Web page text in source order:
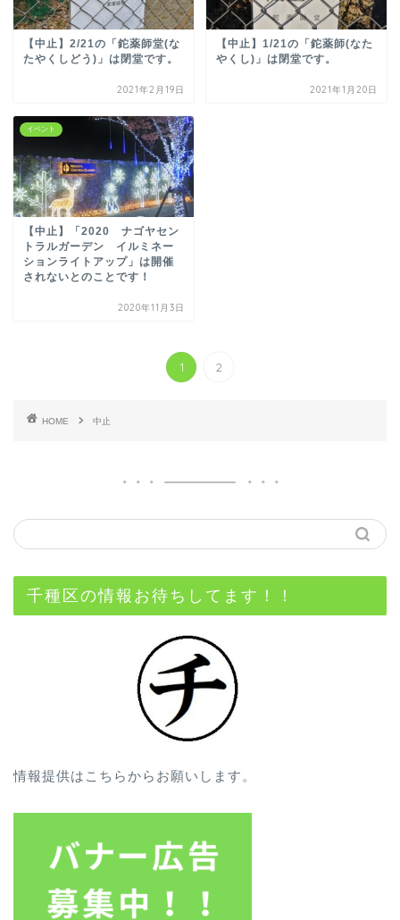
【中止】2/21の「鉈薬師堂(な
たやくしどう)」は閉堂です。
2021年2月19日
【中止】1/21の「鉈薬師(なた
やくし)」は閉堂です。
2021年1月20日
イベント
【中止】「2020 ナゴヤセン
トラルガーデン イルミネー
ションライトアップ」は開催
されないとのことです！
2020年11月3日
1 2
HOME 中止
千種区の情報お待ちしてます！！
情報提供はこちらからお願いします。